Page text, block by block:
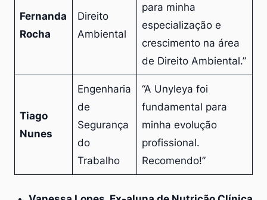
Fernanda
Rocha
Direito
Ambiental
para minha
especialização e
crescimento na área
de Direito Ambiental.”
Tiago
Nunes
Engenharia
de
Segurança
do
Trabalho
“A Unyleya foi
fundamental para
minha evolução
profissional.
Recomendo!”